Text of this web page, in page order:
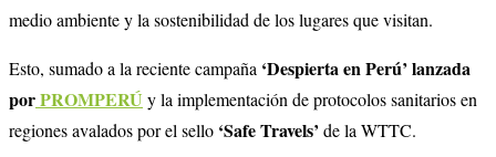
medio ambiente y la sostenibilidad de los lugares que visitan.
Esto, sumado a la reciente campaña ‘Despierta en Perú’ lanzada
porPROMPERÚ y la implementación de protocolos sanitarios en
regiones avalados por el sello ‘Safe Travels’ de la WTTC.